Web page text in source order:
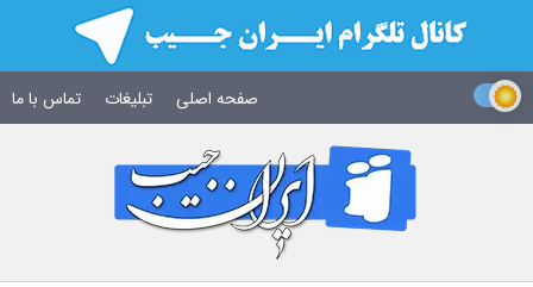
صفحه اصلی تبلیغات تماس با ما